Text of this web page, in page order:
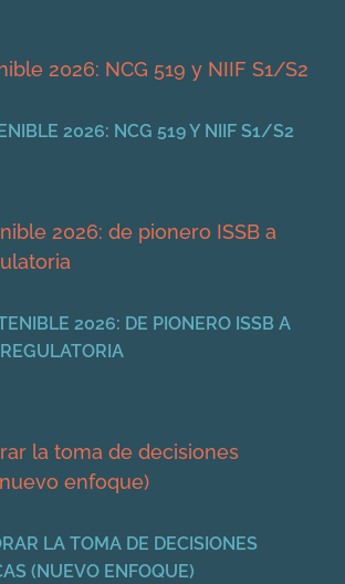
2026: NCG 519 Y NIIF S1/S2
2026: DE PIONERO ISSB A
LA TOMA DE DECISIONES
(NUEVO ENFOQUE)